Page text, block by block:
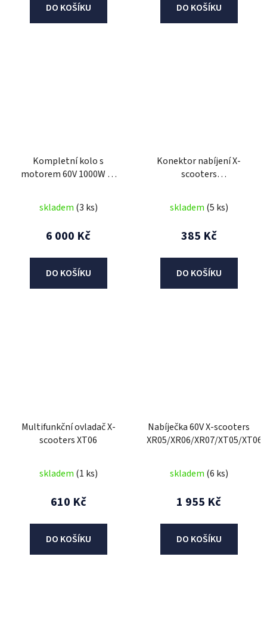
DO KOŠÍKU DO KOŠÍKU
Kompletní kolo s
motorem 60V 1000W X-
skladem (3 ks)
6 000 Kč
DO KOŠÍKU
Konektor nabíjení X-
scooters
skladem (5 ks)
385 Kč
DO KOŠÍKU
Multifunkční ovladač X-
scooters XT06
skladem (1 ks)
610 Kč
DO KOŠÍKU
Nabíječka 60V X-scooters
XR05/XR06/XR07/XT05/XT06
skladem (6 ks)
1 955 Kč
DO KOŠÍKU